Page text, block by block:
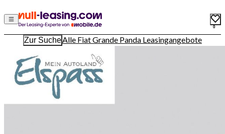
0
Zur SucheAlle Fiat Grande Panda Leasingangebote